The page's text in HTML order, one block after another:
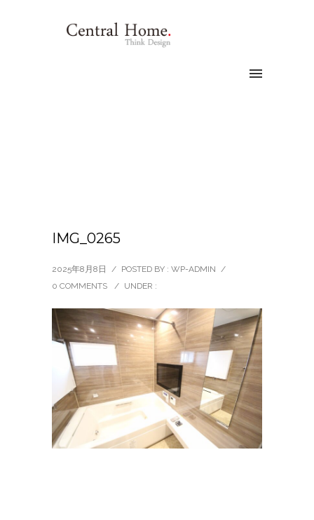
IMG_0265
2025年8月8日 / POSTED BY : WP-ADMIN /
0 COMMENTS
/ UNDER :